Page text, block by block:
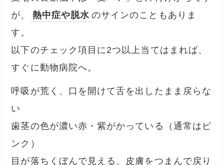
が、
熱中症や脱水 のサインのこともありま
す。
以下のチェック項目に2つ以上当てはまれば、
すぐに動物病院へ。
呼吸が荒く、口を開けて舌を出したまま戻らな
い
歯茎の色が濃い赤・紫がかっている（通常はピ
ンク）
目が落ちくぼんで見える、皮膚をつまんで戻り